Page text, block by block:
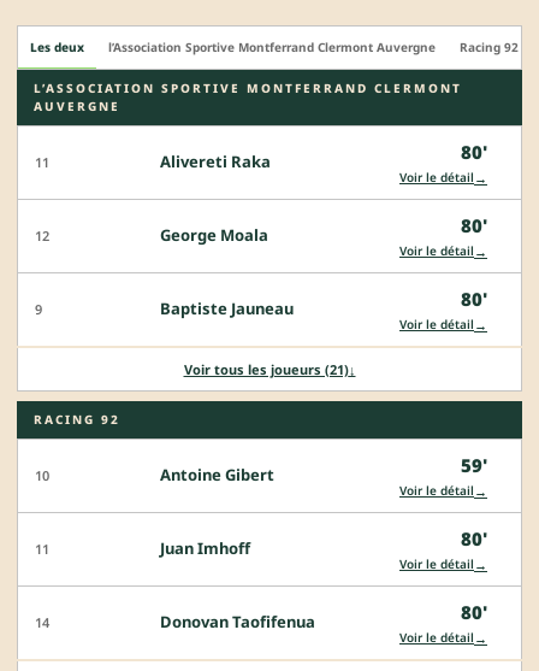
Les deux l’Association Sportive Montferrand Clermont Auvergne Racing 92
L’ASSOCIATION SPORTIVE MONTFERRAND CLERMONT
AUVERGNE
11 Alivereti Raka 80'
Voir le détail →
12 George Moala 80'
Voir le détail →
9 Baptiste Jauneau 80'
Voir le détail →
Voir tous les joueurs (21)↓
RACING 92
10 Antoine Gibert 59'
Voir le détail →
11 Juan Imhoff 80'
Voir le détail →
14 Donovan Taofifenua 80'
Voir le détail →